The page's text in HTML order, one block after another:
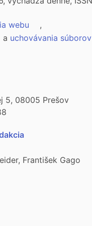
webu
,
a uchovávania súborov
5, 08005 Prešov
František Gago